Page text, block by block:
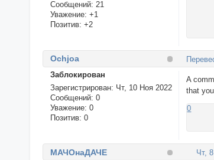
Сообщений: 21
Уважение: +1
Позитив: +2
Ochjoa
Заблокирован
Зарегистрирован: Чт, 10 Ноя 2022
Сообщений: 0
Уважение: 0
Позитив: 0
A
that
0
Чт,
МАЧОнаДАЧЕ